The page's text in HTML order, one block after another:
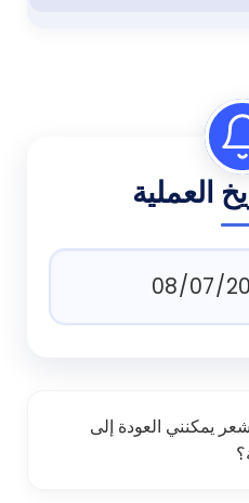
العملية
يمكنني العودة إلى